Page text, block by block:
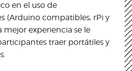
en el uso de
(Arduino compatibles, rPi y
mejor experiencia se le
traer portátiles y